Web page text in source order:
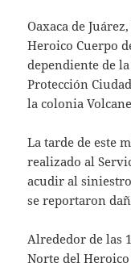
Oaxaca de
Heroico Cuerpo
dependiente de
Protección
la colonia
La tarde de este
realizado al
acudir al
se reportaron
Alrededor de las
Norte del